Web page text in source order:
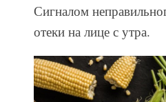
Сигналом
отеки на лице с утра.